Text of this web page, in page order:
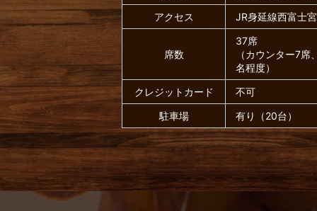
アクセス
JR身延線西富士
席数
37席
（カウンター7
名程度）
クレジットカード
不可
駐車場
有り（20台）